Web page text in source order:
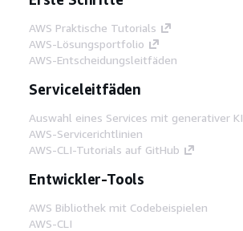
AWS Praktische Tutorials
AWS-Lösungsportfolio
AWS-Entscheidungsleitfäden
Serviceleitfäden
Auswahl eines Services mit generativer KI
AWS-Servicerichtlinien
AWS-CLI-Tutorials auf GitHub
Entwickler-Tools
AWS Bibliothek mit Codebeispielen
AWS-CLI